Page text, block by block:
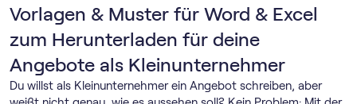
Vorlagen & Muster für Word & Excel
zum Herunterladen für deine
Angebote als Kleinunternehmer
Du willst als Kleinunternehmer ein Angebot schreiben, aber